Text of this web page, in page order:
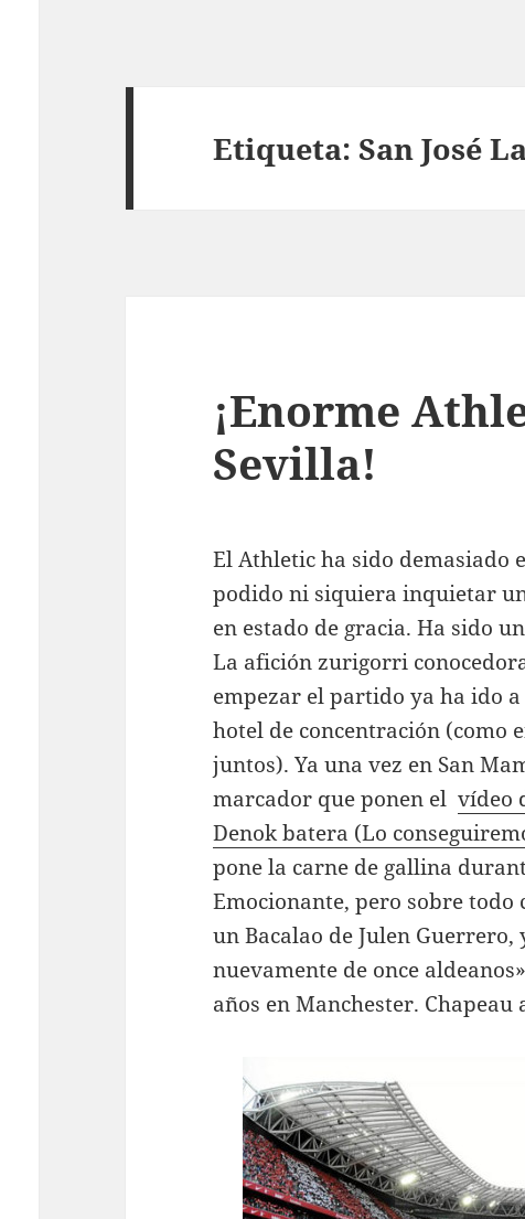
Etiqueta:San José
¡Enorme
Sevilla!
El Athletic ha sido demasiado
podido ni siquiera inquietar
en estado de gracia. Ha sido
La afición zurigorri
empezar el partido ya ha ido
hotel de concentración (como
juntos). Ya una vez en San
marcador que ponen elvídeo
Denok batera (Lo
pone la carne de gallina
Emocionante, pero sobre
un Bacalao de Julen
nuevamente de once
años en Manchester.